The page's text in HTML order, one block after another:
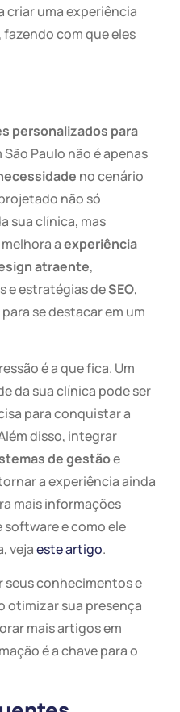
criar uma experiência
fazendo com que eles
personalizados para
São Paulo não é apenas
no cenário
não só
sua clínica, mas
aexperiência
atraente,
e estratégias deSEO,
se destacar em um
é a que fica. Um
da sua clínica pode ser
para conquistar a
disso, integrar
de gestãoe
a experiência ainda
mais informações
e como ele
vejaeste artigo.
seus conhecimentos e
otimizar sua presença
mais artigos em
é a chave para o